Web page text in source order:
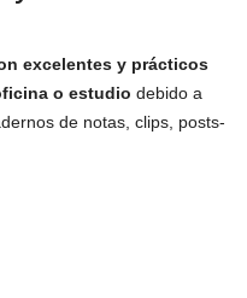
excelentes y prácticos
o estudio debido a
de notas, clips, posts-